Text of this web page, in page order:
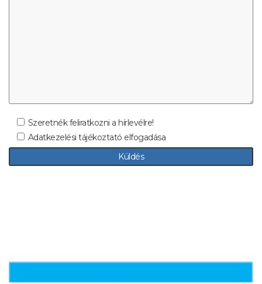
Szeretnék feliratkozni a hírlevélre!
Adatkezelési tájékoztató elfogadása